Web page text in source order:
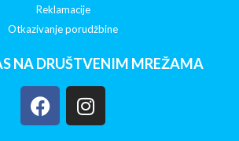
Reklamacije
Otkazivanje porudžbine
NA DRUŠTVENIM MREŽAMA